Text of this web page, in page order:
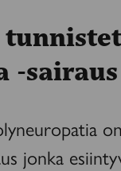
-sairaus
jonka